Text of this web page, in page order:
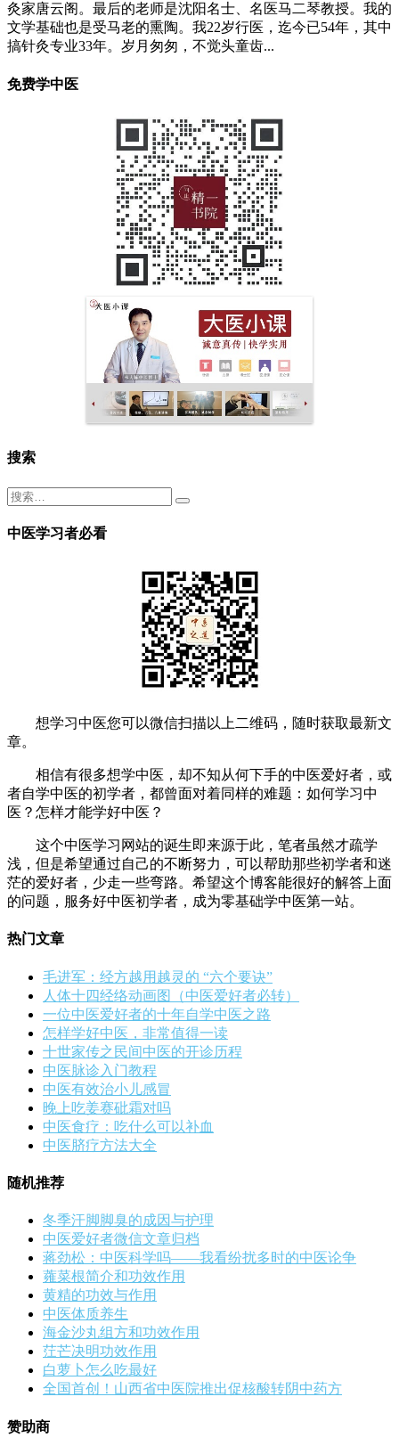
灸家唐云阁。最后的老师是沈阳名士、名医马二琴教授。我的
文学基础也是受马老的熏陶。我22岁行医，迄今已54年，其中
搞针灸专业33年。岁月匆匆，不觉头童齿...
免费学中医
搜索
中医学习者必看
想学习中医您可以微信扫描以上二维码，随时获取最新文
章。
相信有很多想学中医，却不知从何下手的中医爱好者，或
者自学中医的初学者，都曾面对着同样的难题：如何学习中
医？怎样才能学好中医？
这个中医学习网站的诞生即来源于此，笔者虽然才疏学
浅，但是希望通过自己的不断努力，可以帮助那些初学者和迷
茫的爱好者，少走一些弯路。希望这个博客能很好的解答上面
的问题，服务好中医初学者，成为零基础学中医第一站。
热门文章
毛进军：经方越用越灵的 “六个要诀”
人体十四经络动画图（中医爱好者必转）
一位中医爱好者的十年自学中医之路
怎样学好中医，非常值得一读
十世家传之民间中医的开诊历程
中医脉诊入门教程
中医有效治小儿感冒
晚上吃姜赛砒霜对吗
中医食疗：吃什么可以补血
中医脐疗方法大全
随机推荐
冬季汗脚脚臭的成因与护理
中医爱好者微信文章归档
蒋劲松：中医科学吗——我看纷扰多时的中医论争
蕹菜根简介和功效作用
黄精的功效与作用
中医体质养生
海金沙丸组方和功效作用
茳芒决明功效作用
白萝卜怎么吃最好
全国首创！山西省中医院推出促核酸转阴中药方
赞助商